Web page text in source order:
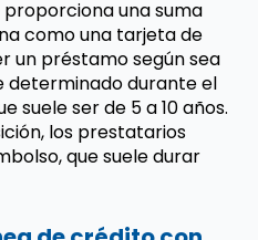
una suma
como una tarjeta de
un préstamo según sea
determinado durante el
suele ser de 5 a 10 años.
los prestatarios
que suele durar